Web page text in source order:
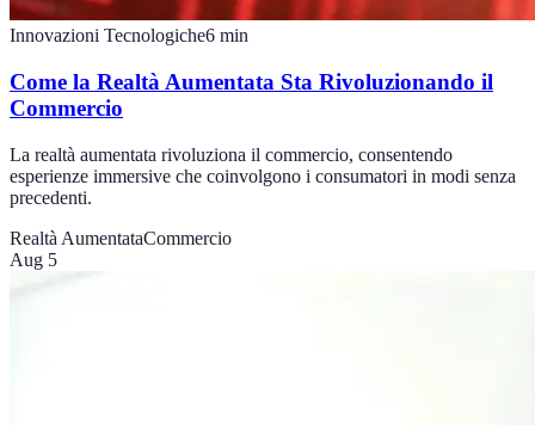
Innovazioni Tecnologiche6 min
Come la Realtà Aumentata Sta Rivoluzionando il
Commercio
La realtà aumentata rivoluziona il commercio, consentendo
esperienze immersive che coinvolgono i consumatori in modi senza
precedenti.
Realtà AumentataCommercio
Aug 5